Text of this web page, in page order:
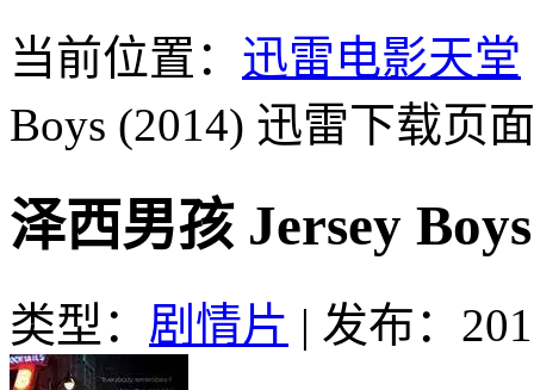
当前位置： 迅雷电影天堂
Boys (2014) 迅雷下载页面
泽西男孩 Jersey
类型： 剧情片 | 发布：